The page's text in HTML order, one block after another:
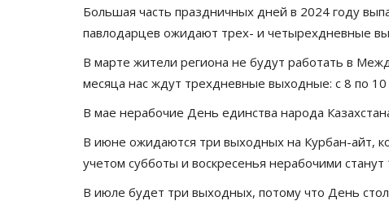
Большая часть праздничных дней в 2024 году
павлодарцев ожидают трех- и четырехдневные
В марте жители региона не будут работать в
месяца нас ждут трехдневные выходные: с 8 по
В мае нерабочие День единства народа
В июне ожидаются три выходных на Курбан-айт,
учетом субботы и воскресенья нерабочими
В июле будет три выходных, потому что День